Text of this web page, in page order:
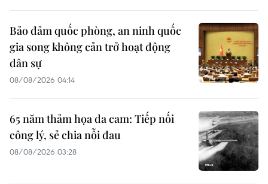
Bảo đảm quốc phòng, an ninh quốc
gia song không cản trở hoạt động
dân sự
08/08/2026 04:14
65 năm thảm họa da cam: Tiếp nối
công lý, sẻ chia nỗi đau
08/08/2026 03:28